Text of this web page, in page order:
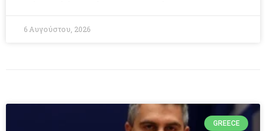
6 Αυγούστου, 2026
GREECE